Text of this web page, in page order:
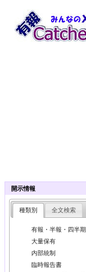
開示情報
種類別 全文検索
有報・半報・四半期
大量保有
内部統制
臨時報告書